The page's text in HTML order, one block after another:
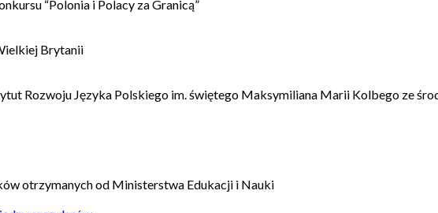
“Polonia i Polacy za Granicą”
Brytanii
Rozwoju Języka Polskiego im. świętego Maksymiliana Marii Kolbego ze
otrzymanych od Ministerstwa Edukacji i Nauki